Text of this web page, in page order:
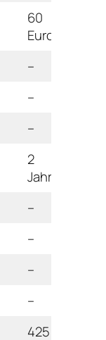
60
Euro
–
–
–
2
Jahre
–
–
–
–
425